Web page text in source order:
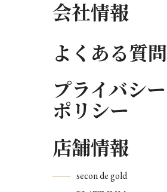
会社情報
よくある質問
プライバシー
ポリシー
店舗情報
secon de gold